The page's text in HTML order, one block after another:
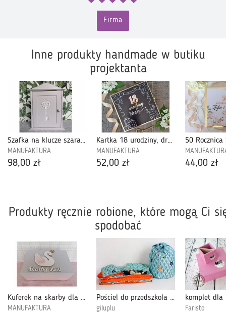
Firma
Inne produkty handmade w butiku
projektanta
Szafka na klucze szara biały klucz-05
MANUFAKTURA
98,00 zł
Kartka 18 urodziny, drewniane pudełko na pieniądze-18U10
MANUFAKTURA
52,00 zł 44,00 zł
Produkty ręcznie robione, które mogą Ci
spodobać
Kuferek na skarby dla dziewczynki- Ps42
MANUFAKTURA
Pościel do przedszkola i żłobka, na leżakowanie
giluplu Faristo